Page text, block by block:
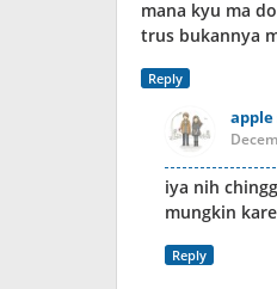
mana kyu ma
trus bukannya
Reply
apple
iya nih
mungkin
Reply